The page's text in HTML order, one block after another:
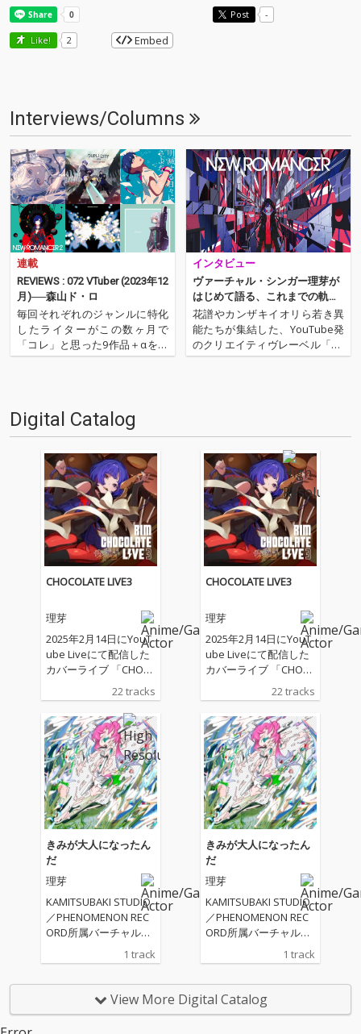
Post -
Like! 2 Embed
Interviews/Columns
連載
REVIEWS : 072 VTuber (2023年12
月)──森山ド・ロ
毎回それぞれのジャンルに特化
したライターがこの数ヶ月で
「コレ」と思った9作品＋αを紹
介するコーナー、REVIEWS。今
uberによる楽曲のなかから、9
作品をセレクト…
インタビュー
ヴァーチャル・シンガー理芽が
はじめて語る、これまでの軌跡
──彼女は、いかに音楽の世界に
飛び込んだのか
花譜やカンザキイオリら若き異
能たちが集結した、YouTube発
のクリエイティヴレーベル「KA
MITSUBAKI STUDIO」。そのな
た彼女…
Digital Catalog
CHOCOLATE LIVE3
理芽
2025年2月14日にYouT
ube Liveにて配信した
カバーライブ 「CHOC
OLATE LIVE 3」の音
源。理芽が大好きな楽
曲をカバー披露した全
22曲を収録。
22 tracks
CHOCOLATE LIVE3
理芽
2025年2月14日にYouT
ube Liveにて配信した
カバーライブ 「CHOC
OLATE LIVE 3」の音
源。理芽が大好きな楽
曲をカバー披露した全
22曲を収録。
22 tracks
きみが大人になったん
だ
理芽
KAMITSUBAKI STUDIO
／PHENOMENON REC
ORD所属バーチャルシ
ンガー・理芽、自身の
デビュー時からメイン
笹川真生との初の連名
楽曲「きみが大人にな
1 track
きみが大人になったん
だ
理芽
KAMITSUBAKI STUDIO
／PHENOMENON REC
ORD所属バーチャルシ
ンガー・理芽、自身の
デビュー時からメイン
笹川真生との初の連名
楽曲「きみが大人にな
1 track
View More Digital Catalog